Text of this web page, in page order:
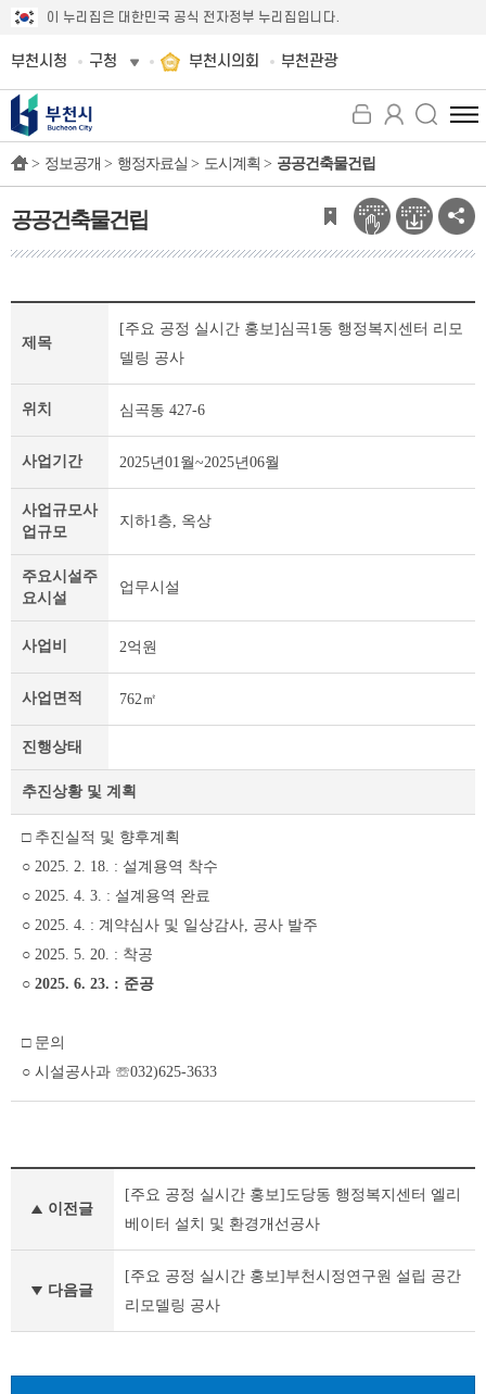
이 누리집은 대한민국 공식 전자정부 누리집입니다.
부천시청 구청 부천시의회 부천관광
전
체
뉴
보
기
> 정보공개 > 행정자료실 > 도시계획 > 공공건축물건립
공공건축물건립
공
립
개
인
정
보
및
제
목
제목
[주요 공정 실시간 홍보]심곡1동 행정복지센터 리모
델링 공사
위치 심곡동 427-6
사업기간 2025년01월~2025년06월
사업규모사
업규모
지하1층, 옥상
주요시설 주
요시설
업무시설
사업비 2억원
사업면적 762㎡
진행상태
추진상황 및 계획
□ 추진실적 및 향후계획
○ 2025. 2. 18. : 설계용역 착수
○ 2025. 4. 3. : 설계용역 완료
○ 2025. 4. : 계약심사 및 일상감사, 공사 발주
○ 2025. 5. 20. : 착공
○ 2025. 6. 23. : 준공
□ 문의
○ 시설공사과 ☏032)625-3633
이
글
이전글
[주요 공정 실시간 홍보]도당동 행정복지센터 엘리
베이터 설치 및 환경개선공사
다음글
[주요 공정 실시간 홍보]부천시정연구원 설립 공간
리모델링 공사